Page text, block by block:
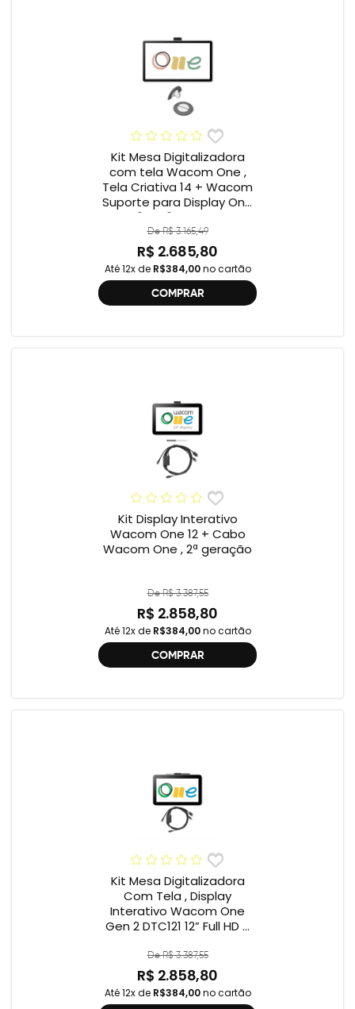
Kit Mesa Digitalizadora
com tela Wacom One ,
Tela Criativa 14 + Wacom
Suporte para Display One
12" e 13" ACK649Z
De R$ 3.165,49
R$ 2.685,80
Até 12x de R$384,00no cartão
COMPRAR
Kit Display Interativo
Wacom One 12 + Cabo
Wacom One , 2ª geração
De R$ 3.387,55
R$ 2.858,80
Até 12x de R$384,00no cartão
COMPRAR
Kit Mesa Digitalizadora
Com Tela , Display
Interativo Wacom One
Gen 2 DTC121 12” Full HD +
geração , DTC121 ,
DTH134W,
De R$ 3.387,55
R$ 2.858,80
Até 12x de R$384,00no cartão